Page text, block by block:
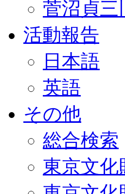
菅沼貞三
活動報告
日本語
英語
その他
総合検索
東京文